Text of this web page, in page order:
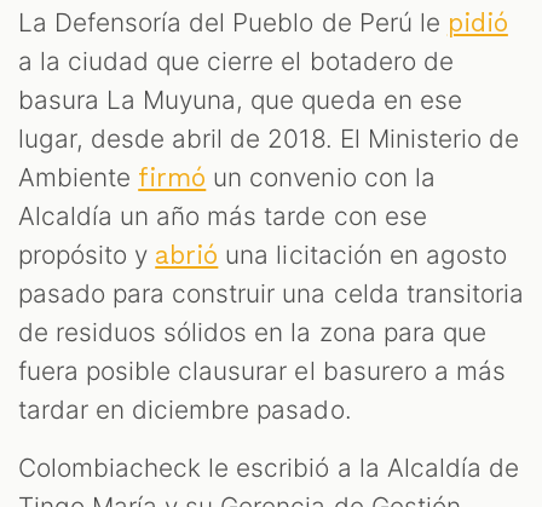
La Defensoría del Pueblo de Perú le pidió
a la ciudad que cierre el botadero de
basura La Muyuna, que queda en ese
lugar, desde abril de 2018. El Ministerio de
Ambiente firmó un convenio con la
Alcaldía un año más tarde con ese
propósito y abrió una licitación en agosto
pasado para construir una celda transitoria
de residuos sólidos en la zona para que
fuera posible clausurar el basurero a más
tardar en diciembre pasado.
Colombiacheck le escribió a la Alcaldía de